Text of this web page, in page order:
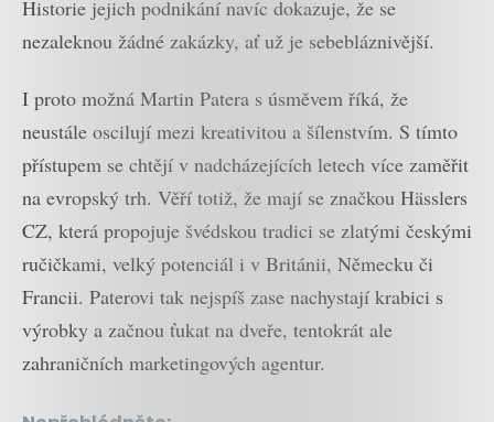
Historie jejich podnikání navíc dokazuje, že se
nezaleknou žádné zakázky, ať už je sebebláznivější.
I proto možná Martin Patera s úsměvem říká, že
neustále oscilují mezi kreativitou a šílenstvím. S tímto
přístupem se chtějí v nadcházejících letech více zaměřit
na evropský trh. Věří totiž, že mají se značkou Hässlers
CZ, která propojuje švédskou tradici se zlatými českými
ručičkami, velký potenciál i v Británii, Německu či
Francii. Paterovi tak nejspíš zase nachystají krabici s
výrobky a začnou ťukat na dveře, tentokrát ale
zahraničních marketingových agentur.